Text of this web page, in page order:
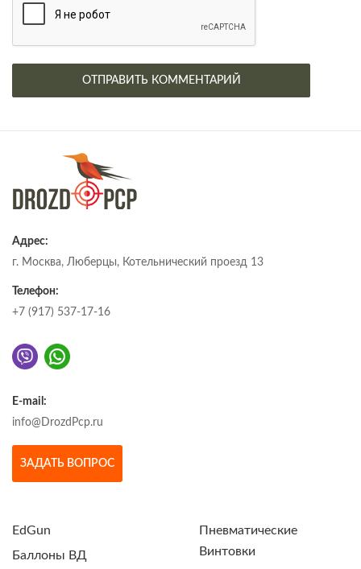
Адрес:
г. Москва, Люберцы, Котельнический проезд 13
Телефон:
+7 (917) 537-17-16
E-mail:
info@DrozdPcp.ru
ЗАДАТЬ ВОПРОС
EdGun
Баллоны ВД
Пневматические
Винтовки